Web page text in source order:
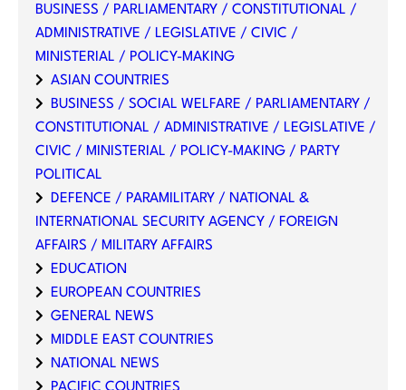
BUSINESS / PARLIAMENTARY / CONSTITUTIONAL /
ADMINISTRATIVE / LEGISLATIVE / CIVIC /
MINISTERIAL / POLICY-MAKING
ASIAN COUNTRIES
BUSINESS / SOCIAL WELFARE / PARLIAMENTARY /
CONSTITUTIONAL / ADMINISTRATIVE / LEGISLATIVE /
CIVIC / MINISTERIAL / POLICY-MAKING / PARTY
POLITICAL
DEFENCE / PARAMILITARY / NATIONAL &
INTERNATIONAL SECURITY AGENCY / FOREIGN
AFFAIRS / MILITARY AFFAIRS
EDUCATION
EUROPEAN COUNTRIES
GENERAL NEWS
MIDDLE EAST COUNTRIES
NATIONAL NEWS